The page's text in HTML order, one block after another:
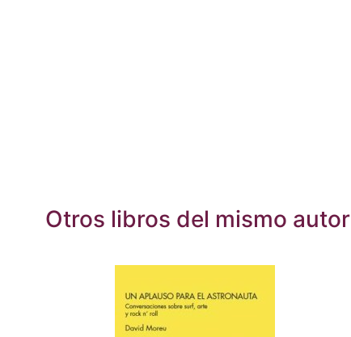
Otros libros del mismo autor